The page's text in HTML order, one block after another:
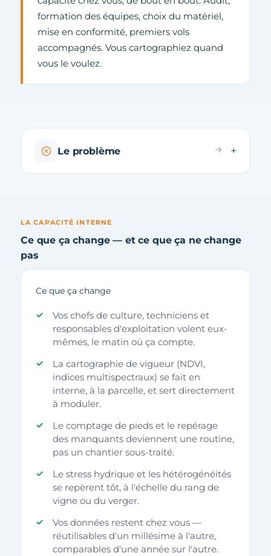
formation des équipes, choix du matériel,
mise en conformité, premiers vols
accompagnés. Vous cartographiez quand
vous le voulez.
Le problème
LA CAPACITÉ INTERNE
Ce que ça change — et ce que ça ne change
pas
Ce que ça change
Vos chefs de culture, techniciens et
responsables d'exploitation volent eux-
mêmes, le matin où ça compte.
La cartographie de vigueur (NDVI,
indices multispectraux) se fait en
interne, à la parcelle, et sert directement
à moduler.
Le comptage de pieds et le repérage
des manquants deviennent une routine,
pas un chantier sous-traité.
Le stress hydrique et les hétérogénéités
se repèrent tôt, à l'échelle du rang de
vigne ou du verger.
Vos données restent chez vous —
réutilisables d'un millésime à l'autre,
comparables d'une année sur l'autre.